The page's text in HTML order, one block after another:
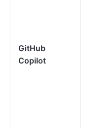
GitHub
Copilot